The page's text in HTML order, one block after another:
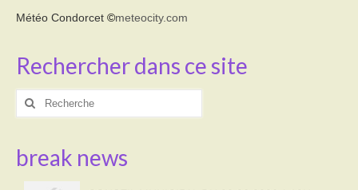
Météo Condorcet ©meteocity.com
Rechercher dans ce site
Rechercher
break news